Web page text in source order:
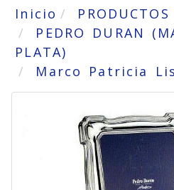
Inicio
PEDRO DURAN
PLATA)
Marco Patricia